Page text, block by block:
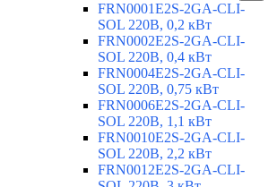
FRN0001E2S-2GA-CLI-
SOL 220В, 0,2 кВт
FRN0002E2S-2GA-CLI-
SOL 220В, 0,4 кВт
FRN0004E2S-2GA-CLI-
SOL 220В, 0,75 кВт
FRN0006E2S-2GA-CLI-
SOL 220В, 1,1 кВт
FRN0010E2S-2GA-CLI-
SOL 220В, 2,2 кВт
FRN0012E2S-2GA-CLI-